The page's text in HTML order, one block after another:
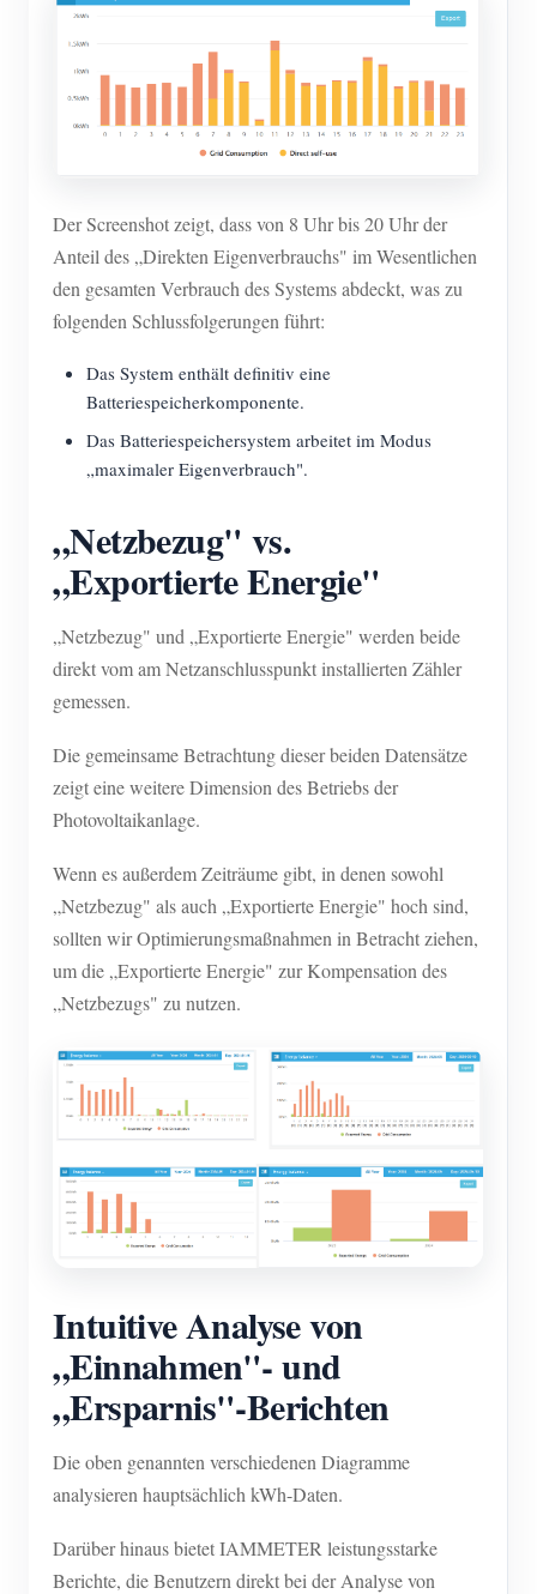
Der Screenshot zeigt, dass von 8 Uhr bis 20 Uhr der
Anteil des „Direkten Eigenverbrauchs" im Wesentlichen
den gesamten Verbrauch des Systems abdeckt, was zu
folgenden Schlussfolgerungen führt:
Das System enthält definitiv eine
Batteriespeicherkomponente.
Das Batteriespeichersystem arbeitet im Modus
„maximaler Eigenverbrauch".
„Netzbezug" vs.
„Exportierte Energie"
„Netzbezug" und „Exportierte Energie" werden beide
direkt vom am Netzanschlusspunkt installierten Zähler
gemessen.
Die gemeinsame Betrachtung dieser beiden Datensätze
zeigt eine weitere Dimension des Betriebs der
Photovoltaikanlage.
Wenn es außerdem Zeiträume gibt, in denen sowohl
„Netzbezug" als auch „Exportierte Energie" hoch sind,
sollten wir Optimierungsmaßnahmen in Betracht ziehen,
um die „Exportierte Energie" zur Kompensation des
„Netzbezugs" zu nutzen.
Intuitive Analyse von
„Einnahmen"- und
„Ersparnis"-Berichten
Die oben genannten verschiedenen Diagramme
analysieren hauptsächlich kWh-Daten.
Darüber hinaus bietet IAMMETER leistungsstarke
Berichte, die Benutzern direkt bei der Analyse von